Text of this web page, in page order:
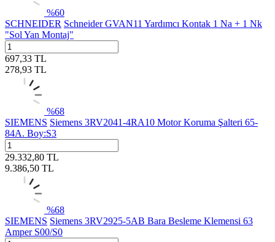
%60
SCHNEIDER Schneider GVAN11 Yardımcı Kontak 1 Na + 1 Nk
"Sol Yan Montaj"
697,33 TL
278,93 TL
%68
SIEMENS Siemens 3RV2041-4RA10 Motor Koruma Şalteri 65-
84A. Boy:S3
29.332,80 TL
9.386,50 TL
%68
SIEMENS Siemens 3RV2925-5AB Bara Besleme Klemensi 63
Amper S00/S0